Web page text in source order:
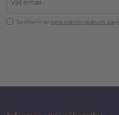
Souhlasím se zpracováním osobních údajů